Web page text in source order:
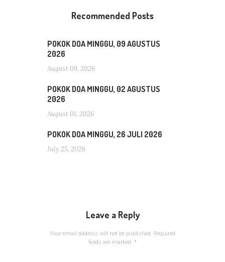
Recommended Posts
POKOK DOA MINGGU, 09 AGUSTUS
2026
August 09, 2026
POKOK DOA MINGGU, 02 AGUSTUS
2026
August 01, 2026
POKOK DOA MINGGU, 26 JULI 2026
July 25, 2026
Leave a Reply
Your email address will not be published. Required
fields are marked *